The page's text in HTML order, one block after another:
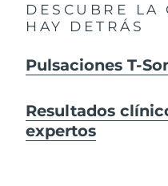
DESCUBRE LA
HAY DETRÁS
Pulsaciones T-
Resultados
expertos